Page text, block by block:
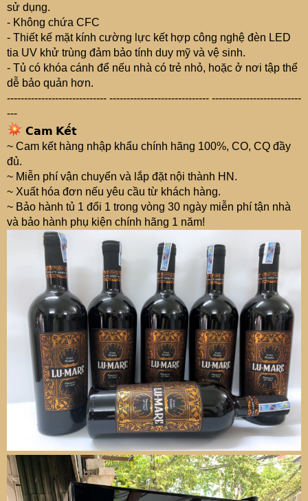
sử dụng.
- Không chứa CFC
- Thiết kế mặt kính cường lực kết hợp công nghệ đèn LED
tia UV khử trùng đảm bảo tính duy mỹ và vệ sinh.
- Tủ có khóa cánh để nếu nhà có trẻ nhỏ, hoặc ở nơi tập thể
dễ bảo quản hơn.
----------------------------- ----------------------------- --------------------------
---
𝗖𝗮𝗺 𝗞𝗲̂́𝘁
~ Cam kết hàng nhập khẩu chính hãng 100%, CO, CQ đầy
đủ.
~ Miễn phí vận chuyển và lắp đặt nội thành HN.
~ Xuất hóa đơn nếu yêu cầu từ khách hàng.
~ Bảo hành tủ 1 đổi 1 trong vòng 30 ngày miễn phí tận nhà
và bảo hành phụ kiện chính hãng 1 năm!